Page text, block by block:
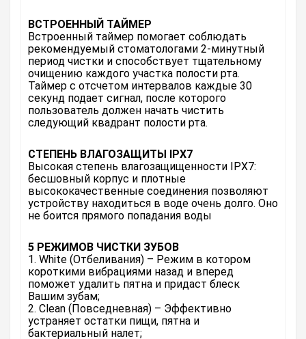
ВСТРОЕННЫЙ ТАЙМЕР
Встроенный таймер помогает соблюдать
рекомендуемый стоматологами 2-минутный
период чистки и способствует тщательному
очищению каждого участка полости рта.
Таймер с отсчетом интервалов каждые 30
секунд подает сигнал, после которого
пользователь должен начать чистить
следующий квадрант полости рта.
СТЕПЕНЬ ВЛАГОЗАЩИТЫ IPX7
Высокая степень влагозащищенности IPX7:
бесшовный корпус и плотные
высококачественные соединения позволяют
устройству находиться в воде очень долго. Оно
не боится прямого попадания воды
5 РЕЖИМОВ ЧИСТКИ ЗУБОВ
1. White (Отбеливания) – Режим в котором
короткими вибрациями назад и вперед
поможет удалить пятна и придаст блеск
Вашим зубам;
2. Clean (Повседневная) – Эффективно
устраняет остатки пищи, пятна и
бактериальный налет;